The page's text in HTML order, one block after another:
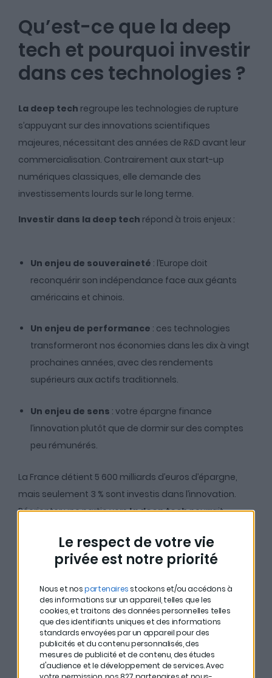
Le respect de votre vie
privée est notre priorité
Nous et nospartenaires stockons et/ou accédons à
des informations sur un appareil, telles que les
cookies, et traitons des données personnelles telles
que des identifiants uniques et des informations
standards envoyées par un appareil pour des
publicités et du contenu personnalisés, des
mesures de publicité et de contenu, des études
d'audience et le développement de services.Avec
Qu’est-ce que la deep
tech et pourquoi investir
dans ces technologies ?
La deep tech regroupe les technologies de rupture
s’appuyant sur des innovations scientifiques
majeures, nécessitant des années de R&D avant leur
commercialisation. Contrairement aux start-up
numériques classiques, elle demande des
investissements lourds sur le long terme.
Investir dans la deep tech répond à trois enjeux :
Un enjeu de souveraineté : l’Europe doit
reconquérir son indépendance face aux géants
américains et chinois.
Un enjeu de performance : ces technologies
transformeront nos économies dans les dix à vingt
prochaines années, avec des rendements
supérieurs aux actifs traditionnels.
Un enjeu de sens : votre épargne finance
l’innovation plutôt que de dormir sur des comptes
peu rémunérés.
La France détient 5 600 milliards d’euros d’épargne,
mais seulement 3 % sont investis dans l’innovation.
Réorienter une partie versla deep techpourrait
Les quatre secteurs
stratégiques de la deep
tech
Charles Beigbeder parle de quatre grands secteurs
deep tech :